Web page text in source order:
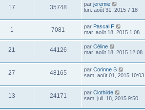
17 35748 par jeremie
lun. août 31, 2015 7:18
1 7081 par Pascal F
mar. août 18, 2015 1:08
21 44126 par Céline
mar. août 18, 2015 12:08
27 48165 par Corinne S
sam. août 01, 2015 10:03
13 24171 par Clothilde
sam. juil. 18, 2015 9:50